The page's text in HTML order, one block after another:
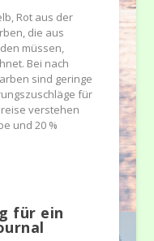
Rot aus der
die aus
müssen,
Bei nach
sind geringe
für
verstehen
und 20 %
für ein